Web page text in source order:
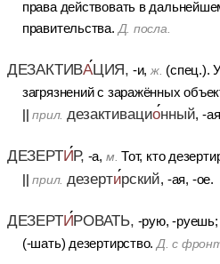
права действовать в
правительства. Д. посла.
ДЕЗАКТИВАЦИЯ, -и, ж. (спец.).
загрязнений с заражённых
||прил. дезактивационный, -
ДЕЗЕРТИР, -а, м. Тот, кто
||прил. дезертирский, -ая, -ое.
ДЕЗЕРТИРОВАТЬ, -рую, -руешь;
(-шать) дезертирство.Д. с